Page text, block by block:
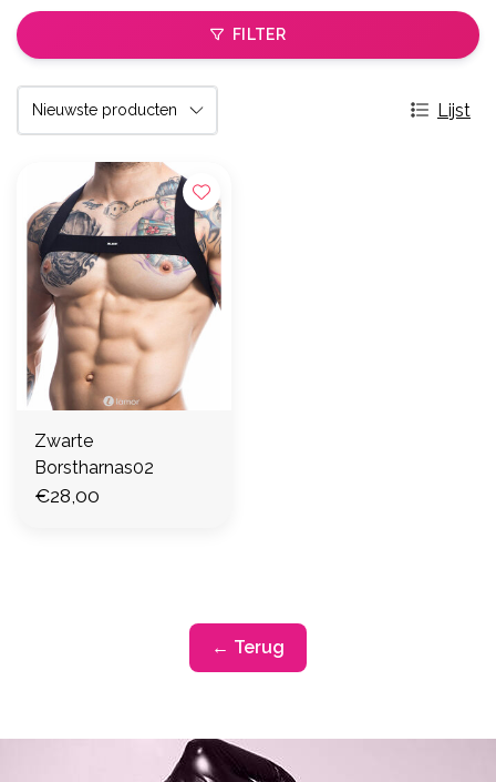
FILTER
Lijst
Zwarte
Borstharnas02
€28,00
← Terug